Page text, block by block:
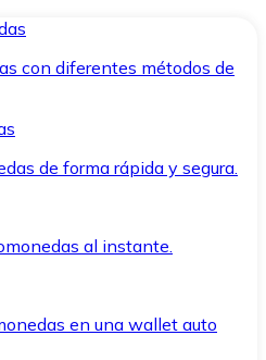
con diferentes métodos de
de forma rápida y segura.
al instante.
en una wallet auto